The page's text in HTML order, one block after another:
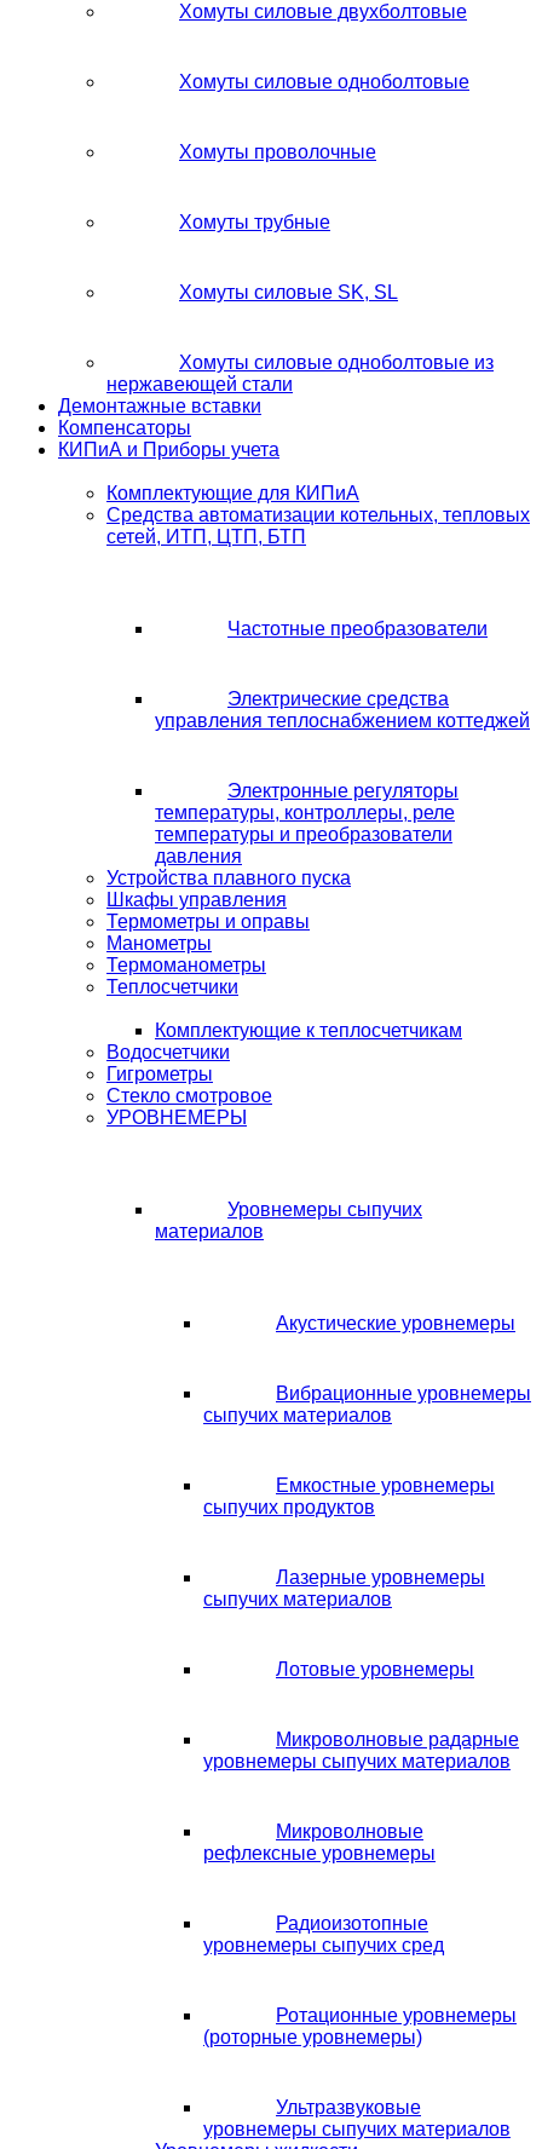
Хомуты силовые двухболтовые
Хомуты силовые одноболтовые
Хомуты проволочные
Хомуты трубные
Хомуты силовые SK, SL
Хомуты силовые одноболтовые из
нержавеющей стали
Демонтажные вставки
Компенсаторы
КИПиА и Приборы учета
Комплектующие для КИПиА
Средства автоматизации котельных, тепловых
сетей, ИТП, ЦТП, БТП
Частотные преобразователи
Электрические средства
управления теплоснабжением коттеджей
Электронные регуляторы
температуры, контроллеры, реле
температуры и преобразователи
давления
Устройства плавного пуска
Шкафы управления
Термометры и оправы
Манометры
Термоманометры
Теплосчетчики
Комплектующие к теплосчетчикам
Водосчетчики
Гигрометры
Стекло смотровое
УРОВНЕМЕРЫ
Уровнемеры сыпучих
материалов
Акустические уровнемеры
Вибрационные уровнемеры
сыпучих материалов
Емкостные уровнемеры
сыпучих продуктов
Лазерные уровнемеры
сыпучих материалов
Лотовые уровнемеры
Микроволновые радарные
уровнемеры сыпучих материалов
Микроволновые
рефлексные уровнемеры
Радиоизотопные
уровнемеры сыпучих сред
Ротационные уровнемеры
(роторные уровнемеры)
Ультразвуковые
уровнемеры сыпучих материалов